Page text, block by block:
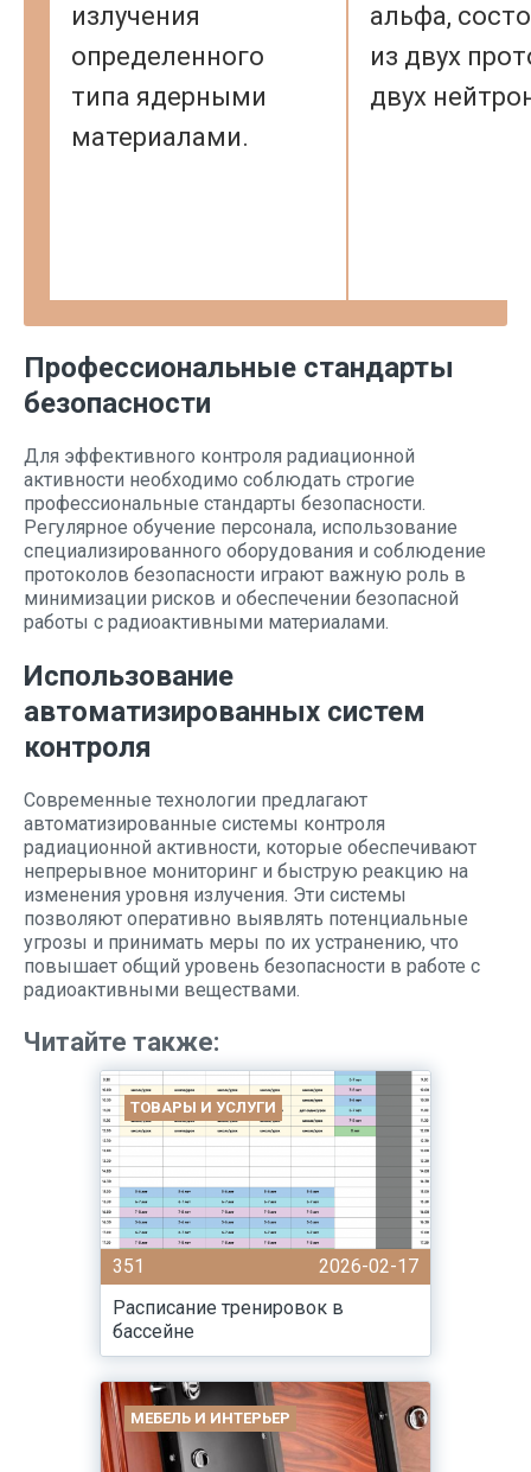
излучения
определенного
типа ядерными
материалами.
альфа,
из двух
двух
Профессиональные стандарты
безопасности
Для эффективного контроля радиационной
активности необходимо соблюдать строгие
профессиональные стандарты безопасности.
Регулярное обучение персонала, использование
специализированного оборудования и соблюдение
протоколов безопасности играют важную роль в
минимизации рисков и обеспечении безопасной
работы с радиоактивными материалами.
Использование
автоматизированных систем
контроля
Современные технологии предлагают
автоматизированные системы контроля
радиационной активности, которые обеспечивают
непрерывное мониторинг и быструю реакцию на
изменения уровня излучения. Эти системы
позволяют оперативно выявлять потенциальные
угрозы и принимать меры по их устранению, что
повышает общий уровень безопасности в работе с
радиоактивными веществами.
Читайте также:
ТОВАРЫ И УСЛУГИ
351
2026-02-17
Расписание тренировок в
бассейне
МЕБЕЛЬ И ИНТЕРЬЕР